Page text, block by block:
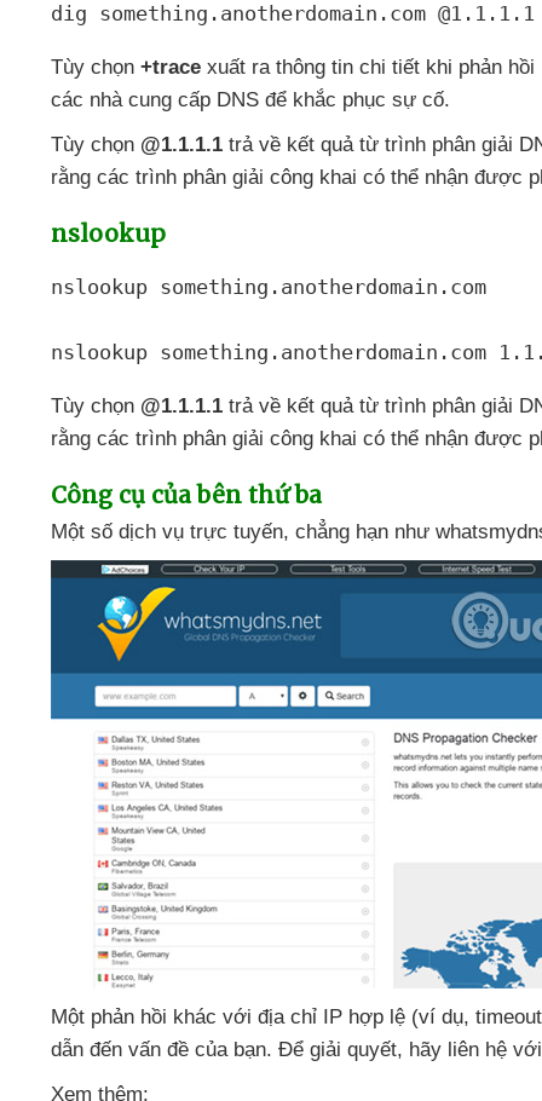
dig something.anotherdomain.com @1.1.1.1
Tùy chọn +trace xuất ra thông tin chi tiết khi phản hồi
các nhà cung cấp DNS để khắc phục sự cố.
Tùy chọn @1.1.1.1 trả về kết quả từ trình phân giải
rằng các trình phân giải công khai có thể nhận được
nslookup
nslookup something.anotherdomain.com
nslookup something.anotherdomain.com
Tùy chọn @1.1.1.1 trả về kết quả từ trình phân giải
rằng các trình phân giải công khai có thể nhận được
Công cụ của bên thứ ba
Một số dịch vụ trực tuyến, chẳng hạn như
Một phản hồi khác với địa chỉ IP hợp lệ (ví dụ, timeout
dẫn đến vấn đề của bạn. Để giải quyết, hãy liên hệ
Xem thêm: